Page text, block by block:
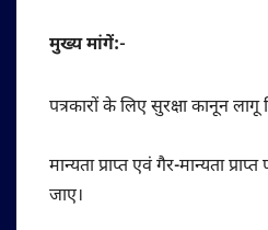
मुख्य मांगें:-
पत्रकारों के लिए सुरक्षा कानून लागू
मान्यता प्राप्त एवं गैर-मान्यता
जाए।